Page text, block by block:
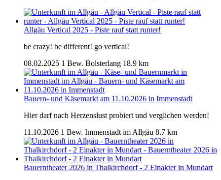
Allgäu Vertical 2025 - Piste rauf statt runter!
be crazy! be different! go vertical!
08.02.2025 1 Bew. Bolsterlang 18.9 km
Bauern- und Käsemarkt am 11.10.2026 in Immenstadt
Hier darf nach Herzenslust probiert und verglichen werden!
11.10.2026 1 Bew. Immenstadt im Allgäu 8.7 km
Bauerntheater 2026 in Thalkirchdorf - 2 Einakter in Mundart